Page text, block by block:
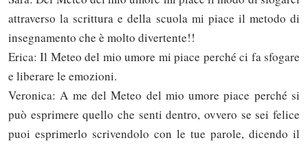
attraverso la scrittura e della scuola mi piace il metodo di
insegnamento che è molto divertente!!
Erica: Il Meteo del mio umore mi piace perché ci fa sfogare
e liberare le emozioni.
Veronica: A me del Meteo del mio umore piace perché si
può esprimere quello che senti dentro, ovvero se sei felice
puoi esprimerlo scrivendolo con le tue parole, dicendo il